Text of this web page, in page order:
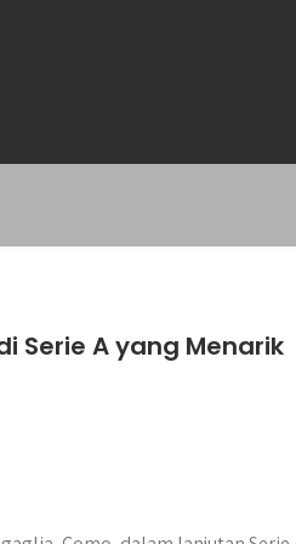
Serie A yang Menarik